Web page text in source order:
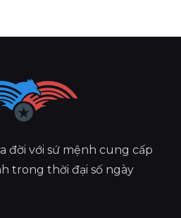
đời với sứ mệnh cung cấp
trong thời đại số ngày